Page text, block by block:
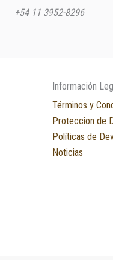
+54 11 3952-8296
Información
Términos y
Proteccion de
Políticas de
Noticias